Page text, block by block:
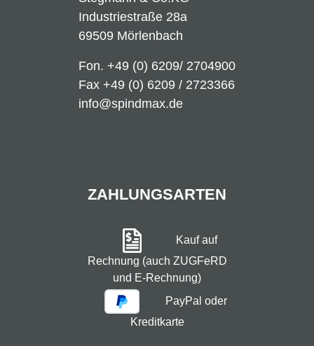
Industriestraße 28a
69509 Mörlenbach
Fon. +49 (0) 6209/ 2704900
Fax +49 (0) 6209 / 2723366
info@spindmax.de
ZAHLUNGSARTEN
Kauf auf
Rechnung (auch ZUGFeRD
und E-Rechnung)
PayPal oder
Kreditkarte